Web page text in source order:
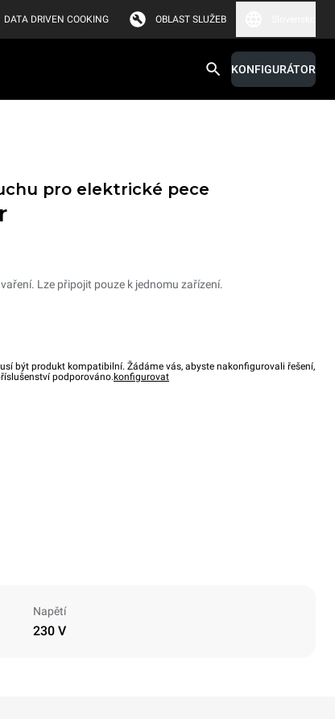
DATA DRIVEN COOKING OBLAST SLUŽEB
KONFIGURÁTOR
pro elektrické pece
Lze připojit pouze k jednomu zařízení.
být produkt kompatibilní. Žádáme vás, abyste nakonfigurovali řešení,
podporováno. konfigurovat
Napětí
230 V